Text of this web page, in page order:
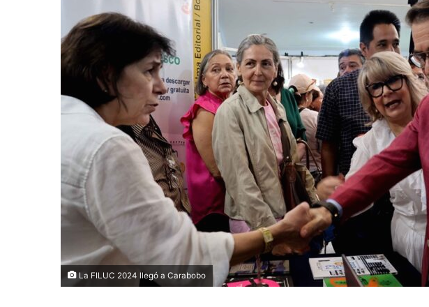
La FILUC 2024 llegó a Carabobo